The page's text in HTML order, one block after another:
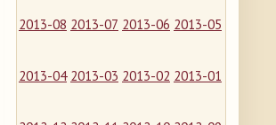
2013-08 2013-07 2013-06 2013-05
2013-04 2013-03 2013-02 2013-01